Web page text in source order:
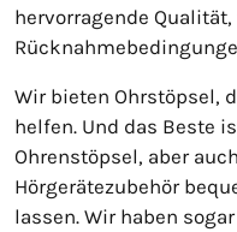
hervorragende
Wir bieten Ohrstöpsel,
helfen. Und das Beste
Ohrenstöpsel, aber
Hörgerätezubehör
lassen. Wir haben